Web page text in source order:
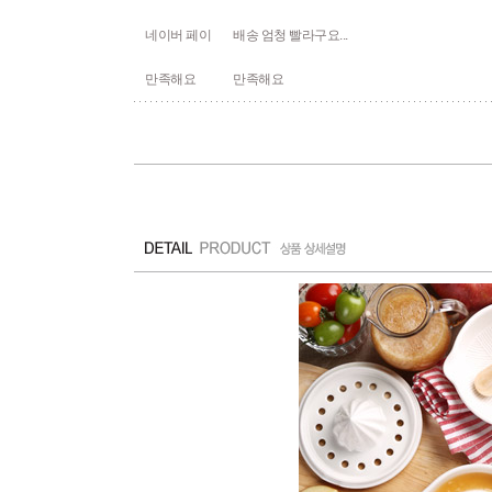
네이버 페이 배송 엄청 빨라구요...
만족해요 만족해요